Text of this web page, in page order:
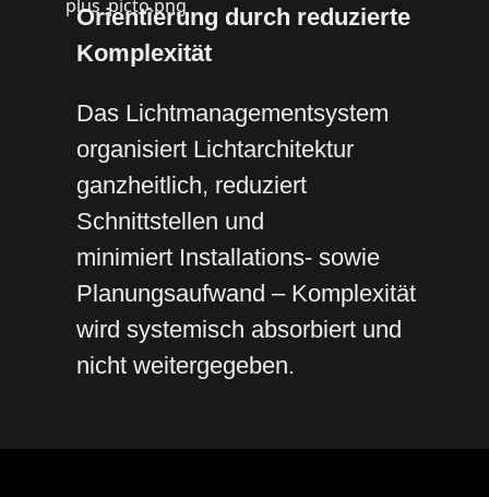
Orientierung durch reduzierte
Komplexität
Das Lichtmanagementsystem
organisiert Lichtarchitektur
ganzheitlich, reduziert
Schnittstellen und
minimiert Installations- sowie
Planungsaufwand – Komplexität
wird systemisch absorbiert und
nicht weitergegeben.